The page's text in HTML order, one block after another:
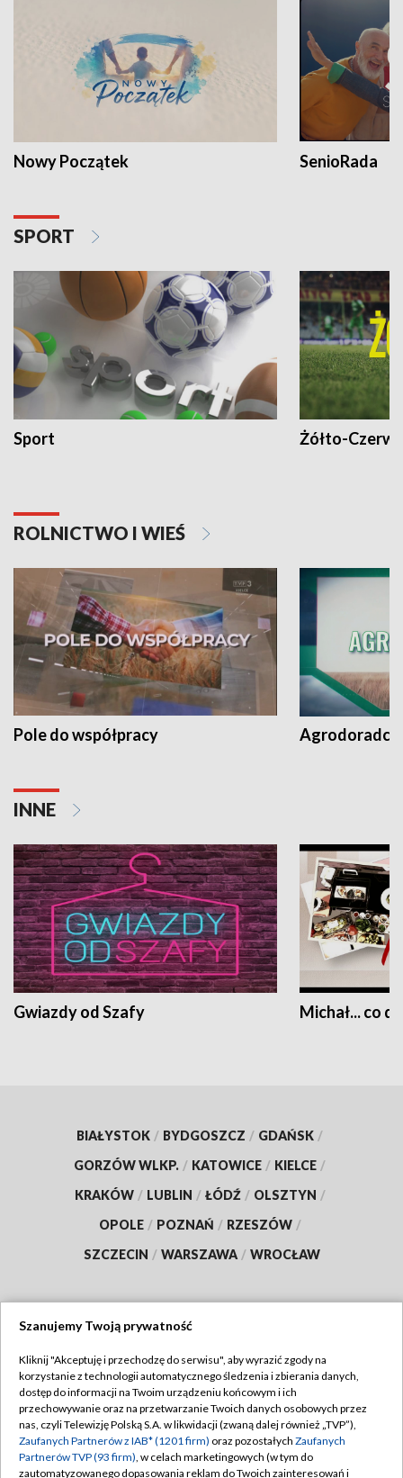
Nowy Początek SenioRada
SPORT
Sport Żółto-
ROLNICTWO I WIEŚ
Pole do współpracy Agrodoradcy
INNE
Gwiazdy od Szafy Michał... co
BIAŁYSTOK / BYDGOSZCZ / GDAŃSK /
GORZÓW WLKP. / KATOWICE / KIELCE /
KRAKÓW / LUBLIN / ŁÓDŹ / OLSZTYN /
OPOLE / POZNAŃ / RZESZÓW /
SZCZECIN / WARSZAWA / WROCŁAW
TVP
Abonament TVP
Emisja w TVP
Centrum informacji TVP
Regulamin TVP
Polityka prywatności
Moje zgody
Szanujemy Twoją prywatność
Kliknij "Akceptuję i przechodzę do serwisu", aby wyrazić zgody na
korzystanie z technologii automatycznego śledzenia i zbierania danych,
dostęp do informacji na Twoim urządzeniu końcowym i ich
przechowywanie oraz na przetwarzanie Twoich danych osobowych przez
nas, czyli Telewizję Polską S.A. w likwidacji (zwaną dalej również „TVP”),
Zaufanych Partnerów z IAB* (1201 firm) oraz pozostałych Zaufanych
Partnerów TVP (93 firm), w celach marketingowych (w tym do
zautomatyzowanego dopasowania reklam do Twoich zainteresowań i